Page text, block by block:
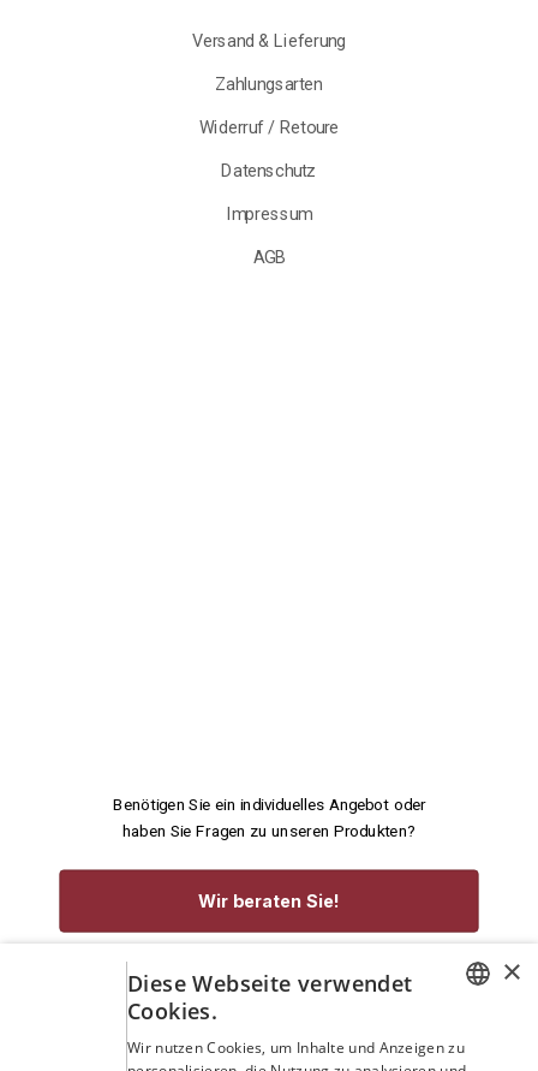
Versand & Lieferung
Zahlungsarten
Widerruf / Retoure
Datenschutz
Impressum
AGB
Benötigen Sie ein individuelles Angebot oder
haben Sie Fragen zu unseren Produkten?
Wir beraten Sie!
service@rennecke-medic.com +49 1573 933272 ×
Diese Webseite verwendet
Cookies.
Wir nutzen Cookies, um Inhalte und Anzeigen zu